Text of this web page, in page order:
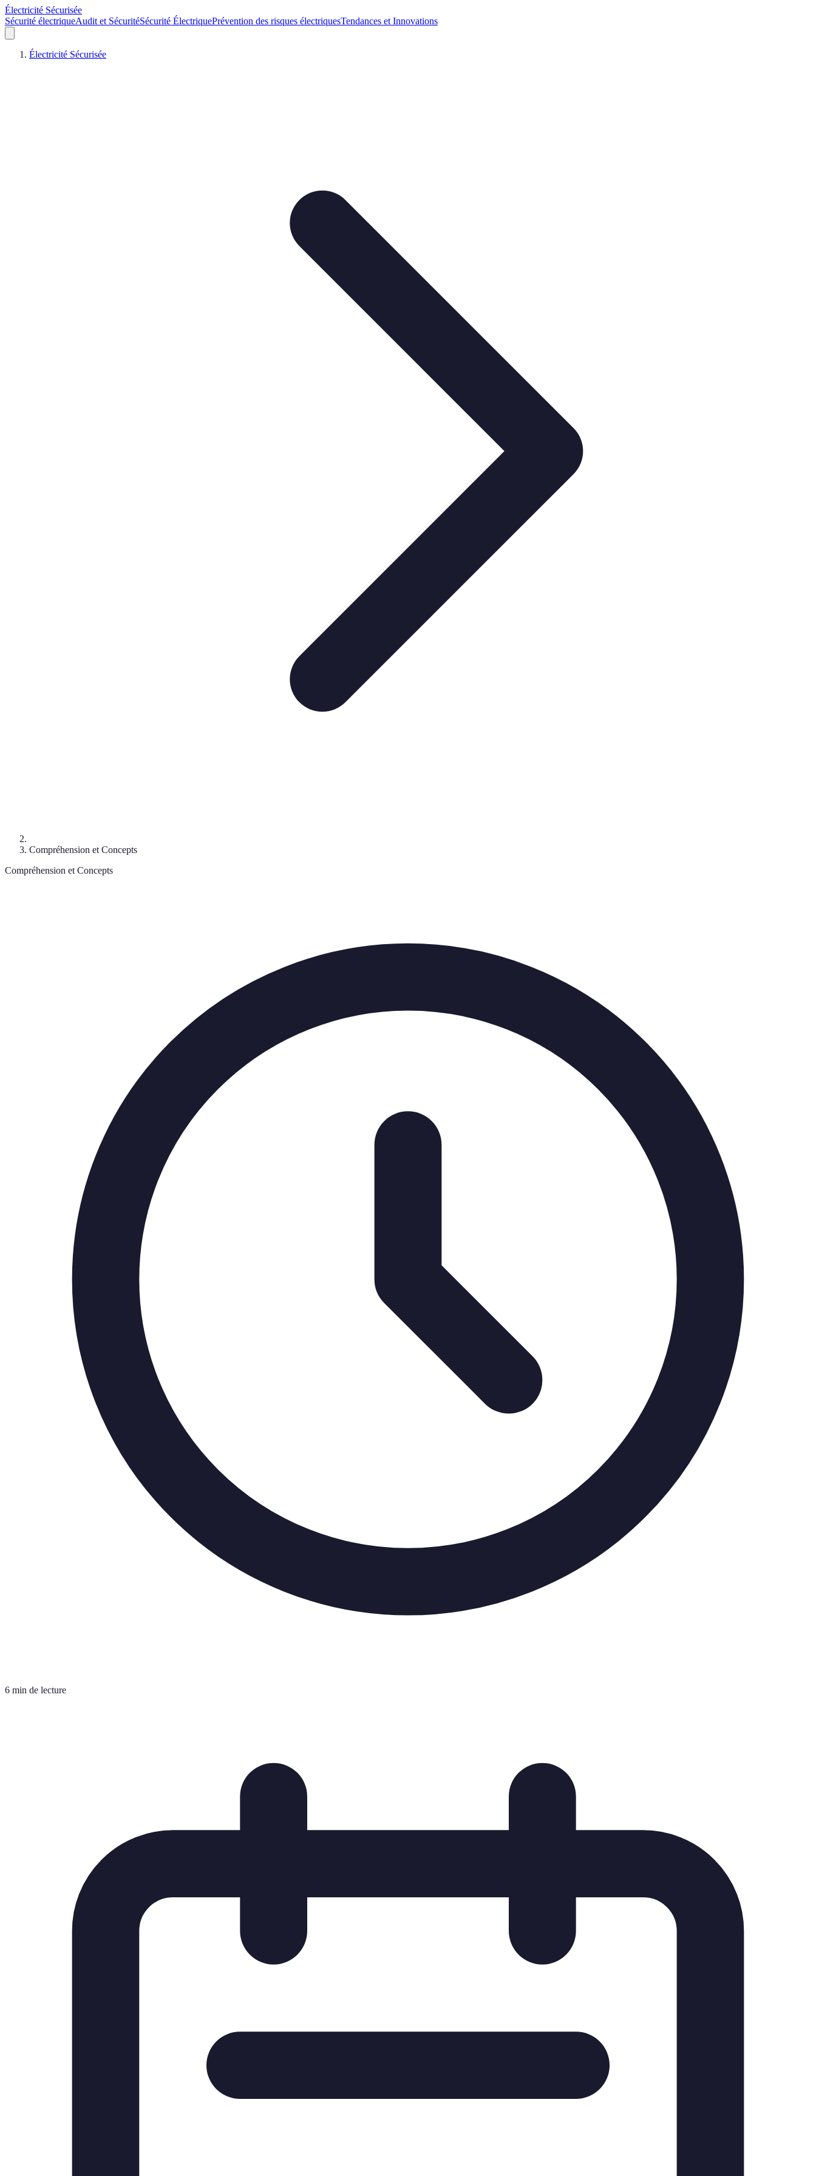
Électricité Sécurisée
Sécurité électriqueAudit et SécuritéSécurité ÉlectriquePrévention des risques électriquesTendances et Innovations
Électricité Sécurisée
Compréhension et Concepts
Compréhension et Concepts
6 min de lecture